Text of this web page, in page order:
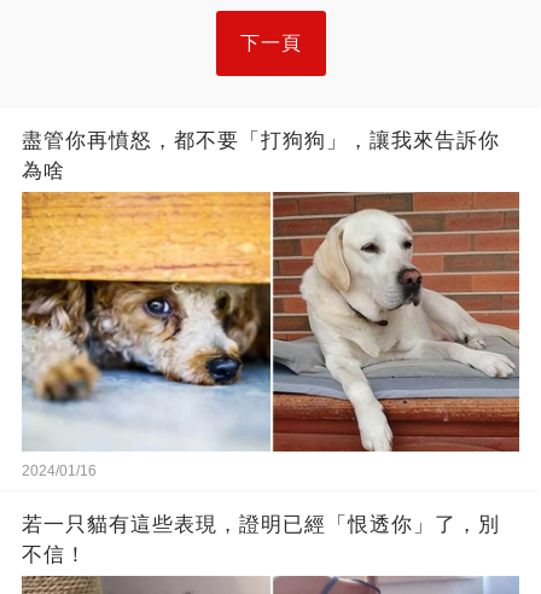
下一頁
盡管你再憤怒，都不要「打狗狗」，讓我來告訴你
為啥
2024/01/16
若一只貓有這些表現，證明已經「恨透你」了，別
不信！